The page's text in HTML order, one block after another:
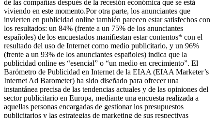
de las compañías después de la recesión económica que se está
viviendo en este momento.Por otra parte, los anunciantes que
invierten en publicidad online también parecen estar satisfechos con
los resultados: un 84% (frente a un 75% de los anunciantes
españoles) de los encuestados manifiestan estar contentos* con el
resultado del uso de Internet como medio publicitario, y un 96%
(frente a un 93% de los anunciantes españoles) indica que la
publicidad online es “esencial” o “un medio en crecimiento”. El
Barómetro de Publicidad en Internet de la EIAA (EIAA Marketer’s
Internet Ad Barometer) ha sido diseñado para ofrecer una
instantánea precisa de las tendencias actuales y de las opiniones del
sector publicitario en Europa, mediante una encuesta realizada a
aquellas personas encargadas de gestionar los presupuestos
publicitarios y las estrategias de marketing de sus respectivas